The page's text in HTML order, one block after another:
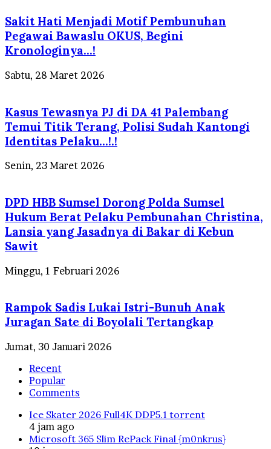
Sakit Hati Menjadi Motif Pembunuhan
Pegawai Bawaslu OKUS, Begini
Kronologinya…!
Sabtu, 28 Maret 2026
Kasus Tewasnya PJ di DA 41 Palembang
Temui Titik Terang, Polisi Sudah Kantongi
Identitas Pelaku…!.!
Senin, 23 Maret 2026
DPD HBB Sumsel Dorong Polda Sumsel
Hukum Berat Pelaku Pembunahan Christina,
Lansia yang Jasadnya di Bakar di Kebun
Sawit
Minggu, 1 Februari 2026
Rampok Sadis Lukai Istri-Bunuh Anak
Juragan Sate di Boyolali Tertangkap
Jumat, 30 Januari 2026
Recent
Popular
Comments
Ice Skater 2026 Full4K DDP5.1 torrent
4 jam ago
Microsoft 365 Slim RePack Final {m0nkrus}